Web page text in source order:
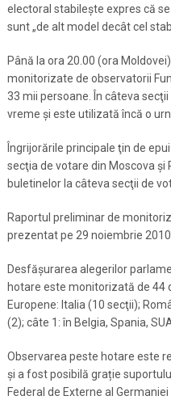
electoral stabileşte expres că
sunt „de alt model decât cel
Până la ora 20.00 (ora
monitorizate de observatorii
33 mii persoane. În câteva
vreme şi este utilizată încă o
Îngrijorările principale ţin de
secţia de votare din Moscova şi
buletinelor la câteva secţii de
Raportul preliminar de
prezentat pe 29 noiembrie
Desfăşurarea alegerilor
hotare este monitorizată de 44
Europene: Italia (10 secţii);
(2); câte 1: în Belgia, Spania,
Observarea peste hotare este
şi a fost posibilă grație
Federal de Externe al